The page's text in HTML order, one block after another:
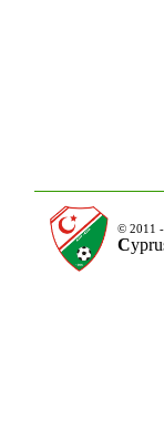
© 2011 -
C